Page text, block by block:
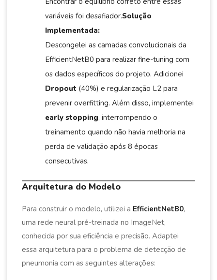
variáveis foi desafiador.Solução
Implementada:
Descongelei as camadas convolucionais da
EfficientNetB0 para realizar fine-tuning com
os dados específicos do projeto. Adicionei
Dropout (40%) e regularização L2 para
prevenir overfitting. Além disso, implementei
early stopping, interrompendo o
treinamento quando não havia melhoria na
perda de validação após 8 épocas
consecutivas.
Arquitetura do Modelo
Para construir o modelo, utilizei a EfficientNetB0,
uma rede neural pré-treinada no ImageNet,
conhecida por sua eficiência e precisão. Adaptei
essa arquitetura para o problema de detecção de
pneumonia com as seguintes alterações: